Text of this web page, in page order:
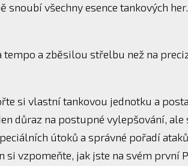
snoubí všechny esence tankových
tempo a zběsilou střelbu než na
si vlastní tankovou jednotku a
důraz na postupné vylepšování, ale
útoků a správné pořadí
vzpomeňte, jak jste na svém první